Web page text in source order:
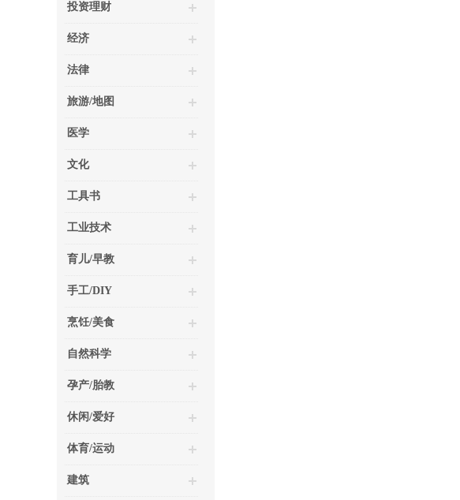
投资理财
经济
法律
旅游/地图
医学
文化
工具书
工业技术
育儿/早教
手工/DIY
烹饪/美食
自然科学
孕产/胎教
休闲/爱好
体育/运动
建筑